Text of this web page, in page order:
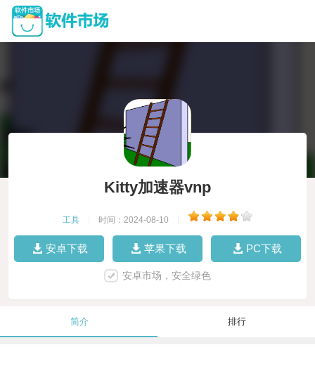
Kitty加速器vnp
工具 时间：2024-08-10
安卓下载 苹果下载 PC下载
安卓市场，安全绿色
简介 排行